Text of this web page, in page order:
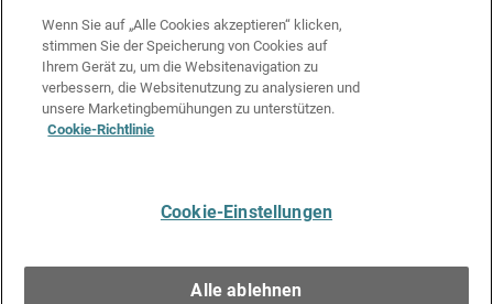
Cookie-Richtlinie
Datenschutzrichtlinie
Media & Brand Kit
Wenn Sie auf „Alle Cookies akzeptieren“ klicken,
stimmen Sie der Speicherung von Cookies auf
Ihrem Gerät zu, um die Websitenavigation zu
verbessern, die Websitenutzung zu analysieren und
unsere Marketingbemühungen zu unterstützen.
Cookie-Richtlinie
Cookie-Einstellungen
Alle ablehnen